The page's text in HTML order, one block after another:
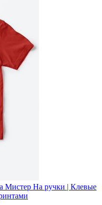
Мистер На ручки | Клевые